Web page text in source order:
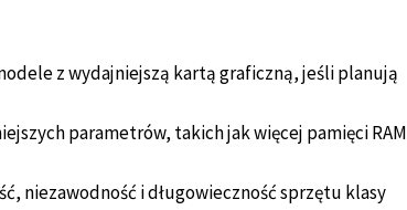
z wydajniejszą kartą graficzną, jeśli planują
parametrów, takich jak więcej pamięci RAM
niezawodność i długowieczność sprzętu klasy